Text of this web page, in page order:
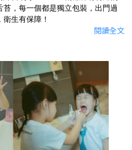
，每一個都是獨立包裝，出門過
生有保障！
閱讀全文